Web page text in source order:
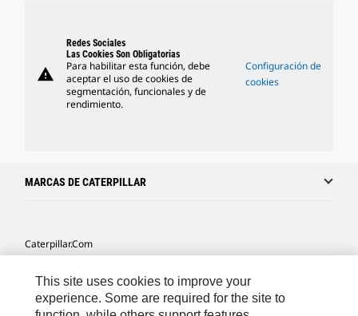
warning
Redes Sociales
Las Cookies Son Obligatorias
Para habilitar esta función, debe
aceptar el uso de cookies de
segmentación, funcionales y de
rendimiento.
Configuración de
cookies
MARCAS DE CATERPILLAR
Caterpillar.com
Mis Preferencias De Marketing
This site uses cookies to improve your
experience. Some are required for the site to